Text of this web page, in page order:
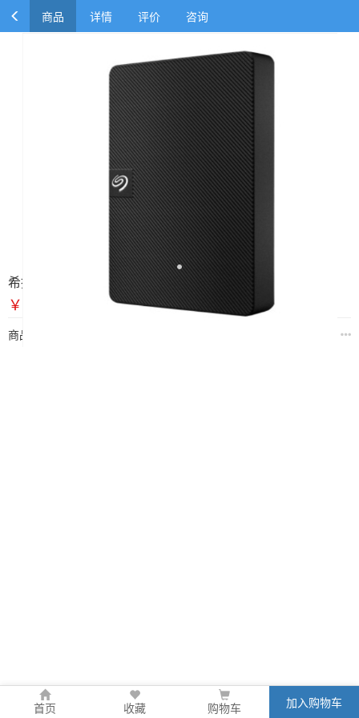
商品 详情 评价 咨询
希捷移动硬盘 4T
￥690.00
￥750.00
商品规格
首页 收藏 购物车 加入购物车